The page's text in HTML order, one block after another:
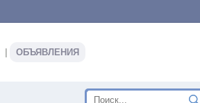
ОБЪЯВЛЕНИЯ